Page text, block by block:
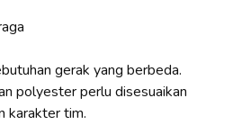
gerak yang berbeda.
polyester perlu disesuaikan
karakter tim.